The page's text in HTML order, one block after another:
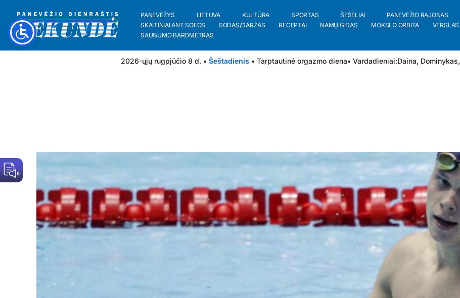
PANEVĖŽYS LIETUVA KULTŪRA SPORTAS ŠEŠĖLIAI PANEVĖŽIO RAJONAS
SKAITINIAI ANT SOFOS
SODAS/DARŽAS RECEPTAI NAMŲ GIDAS MOKSLO ORBITA VERSLAS
SAUGUMO BAROMETRAS
2026-ųjų rugpjūčio 8 d. • Šeštadienis • Tarptautinė orgazmo diena• Vardadieniai:Daina, Dominykas,